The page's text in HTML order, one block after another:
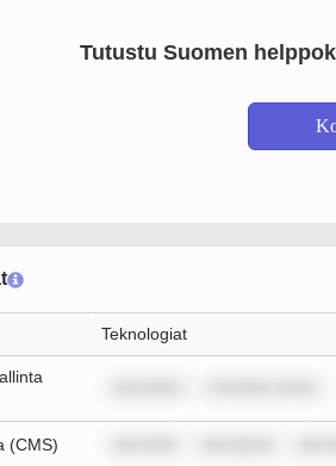
Tutustu Suomen
Teknologiat
(CMS)